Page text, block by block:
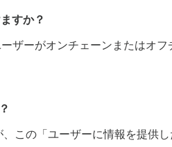
すか？
ーザーがオンチェーンまたは
この「ユーザーに情報を提供